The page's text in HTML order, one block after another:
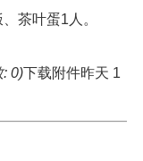
茶叶蛋1人。
: 0)下载附件昨天 1